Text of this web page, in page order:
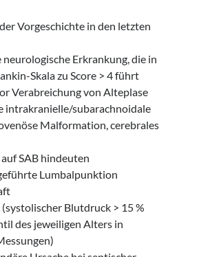
Vorgeschichte in den letzten
Erkrankung, die in
Skala zu Score > 4 führt
Verabreichung von Alteplase
intrakranielle/subarachnoidale
Malformation, cerebrales
SAB hindeuten
Lumbalpunktion
Blutdruck > 15 %
des jeweiligen Alters in